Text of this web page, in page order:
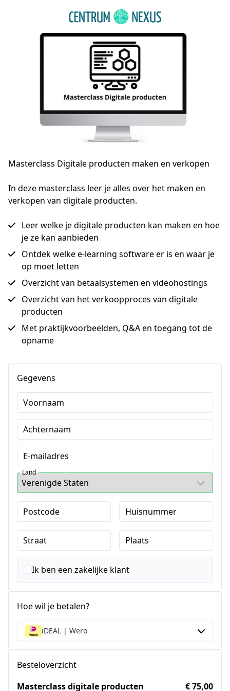
Masterclass Digitale producten maken en verkopen
In deze masterclass leer je alles over het maken en
verkopen van digitale producten.
Leer welke je digitale producten kan maken en hoe
je ze kan aanbieden
Ontdek welke e-learning software er is en waar je
op moet letten
Overzicht van betaalsystemen en videohostings
Overzicht van het verkoopproces van digitale
producten
Met praktijkvoorbeelden, Q&A en toegang tot de
opname
Gegevens
Voornaam
Achternaam
E-mailadres
Land
Postcode Huisnummer
Straat Plaats
Ik ben een zakelijke klant
Hoe wil je betalen?
iDEAL | Wero
Besteloverzicht
Masterclass digitale producten
€ 75,00